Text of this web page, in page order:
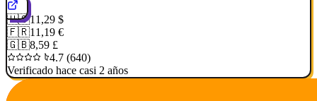
🇺🇸11,29 $
🇫🇷11,19 €
🇬🇧8,59 £
4.7 (640)
Verificado hace casi 2 años